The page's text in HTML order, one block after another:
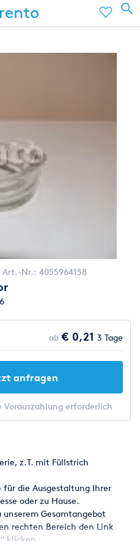
Art.-Nr.: 4055964158
ab € 0,21 3 Tage
anfragen
Vorauszahlung erforderlich
z.T. mit Füllstrich
für die Ausgestaltung Ihrer
oder zu Hause.
Gesamtangebot
rechten Bereich den Link
klicken.